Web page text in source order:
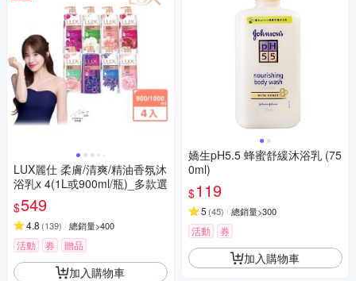
LUX麗仕 柔膚/清爽/精油香氛沐
浴乳x 4(1L或900ml/瓶)_多款選
$549
4.8 (139) 總銷量>400
活動 券 贈品
加入購物車
嬌生pH5.5 蜂蜜舒緩沐浴乳 (75
0ml)
$119
5 (45) 總銷量>300
活動 券
加入購物車